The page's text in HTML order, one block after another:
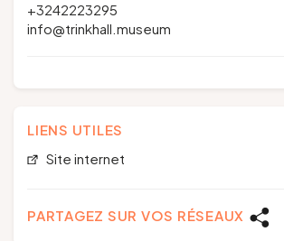
+3242223295
info@trinkhall.museum
LIENS UTILES
Site internet
PARTAGEZ SUR VOS RÉSEAUX